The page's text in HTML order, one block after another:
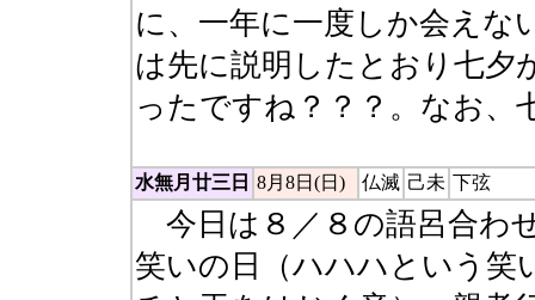
に、一年に一度しか会えな
は先に説明したとおり七夕
ったですね？？？。なお、
水無月廿三日 8月8日(日) 仏滅 己未 下弦
今日は８／８の語呂合わ
笑いの日（ハハハという笑